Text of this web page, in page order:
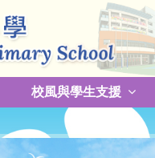
校風與學生支援